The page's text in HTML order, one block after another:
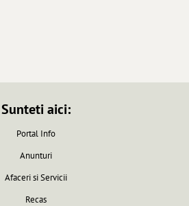
Sunteti aici:
Portal Info
Anunturi
Afaceri si Servicii
Recas